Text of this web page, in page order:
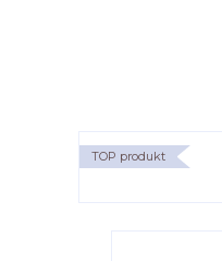
TOP produkt